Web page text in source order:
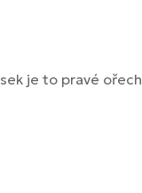
je to pravé